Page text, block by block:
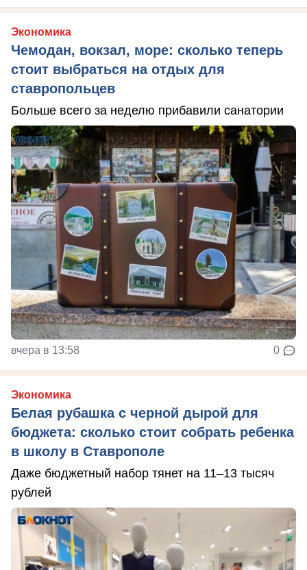
Экономика
Чемодан, вокзал, море: сколько теперь
стоит выбраться на отдых для
ставропольцев
Больше всего за неделю прибавили санатории
вчера в 13:58 0
Экономика
Белая рубашка с черной дырой для
бюджета: сколько стоит собрать ребенка
в школу в Ставрополе
Даже бюджетный набор тянет на 11–13 тысяч
рублей